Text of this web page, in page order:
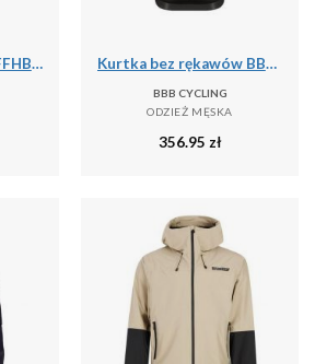
Skarpetki Hummel FFHB Pro Kurtka bez rękawów BBB Cycling Triguard
BBB CYCLING
ODZIEŻ MĘSKA
356.95 zł